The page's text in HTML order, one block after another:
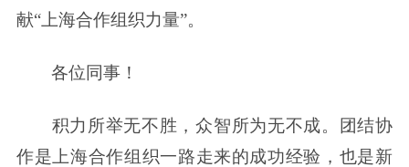
献“上海合作组织力量”。
各位同事！
积力所举无不胜，众智所为无不成。团结协
作是上海合作组织一路走来的成功经验，也是新